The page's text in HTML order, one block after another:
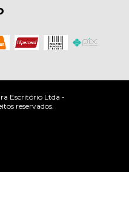
Escritório Ltda -
reservados.